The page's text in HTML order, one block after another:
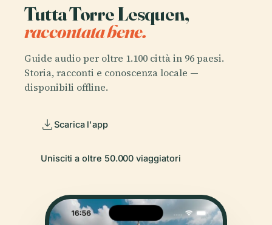
Tutta Torre Lesquen,
raccontata bene.
Guide audio per oltre 1.100 città in 96 paesi.
Storia, racconti e conoscenza locale —
disponibili offline.
Scarica l'app
Unisciti a oltre 50.000 viaggiatori